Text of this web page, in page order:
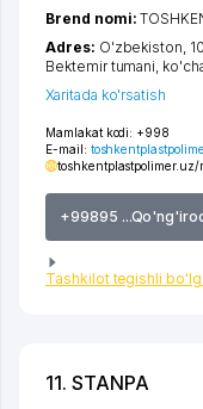
Mamlakat kodi: +998
E-mail:
toshkentplastpolimer.uz/
+99895
Tashkilot tegishli
Brend nomi:
Adres: O'zbekiston,
Bektemir tumani
Xaritada ko'rsatish
11. STANPA